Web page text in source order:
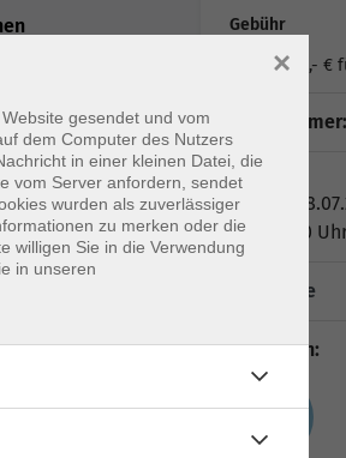
seine
Wir
Dabei
– jede*r
Gebühr
zzgl. 10,-
Kursnummer:
Sa.
09:00
2 Termine
Dozent*in:
gesendet und vom
dem Computer des Nutzers
in einer kleinen Datei, die
vom Server anfordern, sendet
wurden als zuverlässiger
zu merken oder die
willigen Sie in die Verwendung
in unseren
×